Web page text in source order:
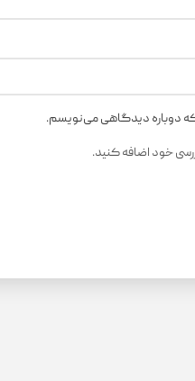
که دوباره دیدگاهی می‌نویسم.
خود اضافه کنید.